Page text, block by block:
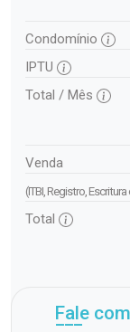
Condomínio
IPTU
Total / Mês
Venda
(ITBI, Registro,
Total
Fale